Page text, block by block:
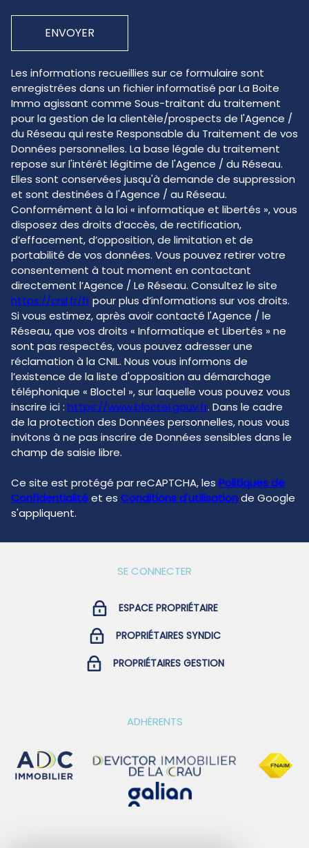
ENVOYER
Les informations recueillies sur ce formulaire sont
enregistrées dans un fichier informatisé par La Boite
Immo agissant comme Sous-traitant du traitement
pour la gestion de la clientèle/prospects de l'Agence /
du Réseau qui reste Responsable du Traitement de vos
Données personnelles. La base légale du traitement
repose sur l'intérêt légitime de l'Agence / du Réseau.
Elles sont conservées jusqu'à demande de suppression
et sont destinées à l'Agence / au Réseau.
Conformément à la loi « informatique et libertés », vous
disposez des droits d’accès, de rectification,
d’effacement, d’opposition, de limitation et de
portabilité de vos données. Vous pouvez retirer votre
consentement à tout moment en contactant
directement l’Agence / Le Réseau. Consultez le site
https://cnil.fr/frpour plus d’informations sur vos droits.
Si vous estimez, après avoir contacté l'Agence / le
Réseau, que vos droits « Informatique et Libertés » ne
sont pas respectés, vous pouvez adresser une
réclamation à la CNIL. Nous vous informons de
l’existence de la liste d'opposition au démarchage
téléphonique « Bloctel », sur laquelle vous pouvez vous
inscrire ici : https://www.bloctel.gouv.fr. Dans le cadre
de la protection des Données personnelles, nous vous
invitons à ne pas inscrire de Données sensibles dans le
champ de saisie libre.
Ce site est protégé par reCAPTCHA, les Politiques de
Confidentialitéet es Conditions d'utilisationde Google
s'appliquent.
SE CONNECTER
ESPACE PROPRIÉTAIRE
PROPRIÉTAIRES SYNDIC
PROPRIÉTAIRES GESTION
ADHÉRENTS